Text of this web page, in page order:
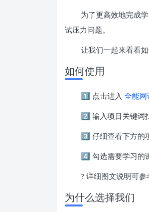
为了更高效地完成
试压力问题。
让我们一起来看看
如何使用
1️⃣ 点击进入 全能网
2️⃣ 输入项目关键词
3️⃣ 仔细查看下方的
4️⃣ 勾选需要学习的
? 详细图文说明可参
为什么选择我们